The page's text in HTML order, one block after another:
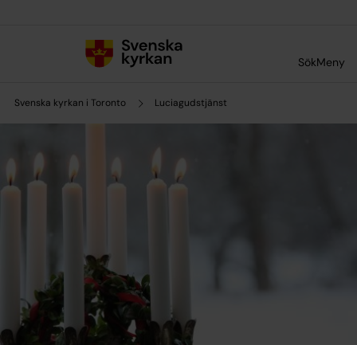
SökMeny
Svenska kyrkan i Toronto Luciagudstjänst